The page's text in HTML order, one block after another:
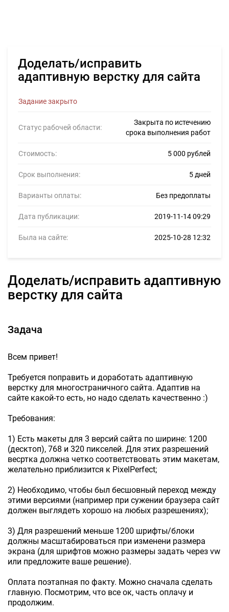
Доделать/исправить
адаптивную верстку для сайта
Задание закрыто
Статус рабочей области:
Закрыта по истечению
срока выполнения работ
Стоимость: 5 000 рублей
Срок выполнения: 5 дней
Варианты оплаты: Без предоплаты
Дата публикации: 2019-11-14 09:29
Была на сайте: 2025-10-28 12:32
Доделать/исправить адаптивную
верстку для сайта
Задача
Всем привет!
Требуется поправить и доработать адаптивную
верстку для многостраничного сайта. Адаптив на
сайте какой-то есть, но надо сделать качественно :)
Требования:
1) Есть макеты для 3 версий сайта по ширине: 1200
(десктоп), 768 и 320 пикселей. Для этих разрешений
весртка должна четко соответствовать этим макетам,
желательно приблизится к PixelPerfect;
2) Необходимо, чтобы был бесшовный переход между
этими версиями (например при сужении браузера сайт
должен выглядеть хорошо на любых разрешениях);
3) Для разрешений меньше 1200 шрифты/блоки
должны масштабироваться при изменени размера
экрана (для шрифтов можно размеры задать через vw
или предложите ваше решение).
Оплата поэтапная по факту. Можно сначала сделать
главную. Посмотрим, что все ок, часть оплачу и
продолжим.